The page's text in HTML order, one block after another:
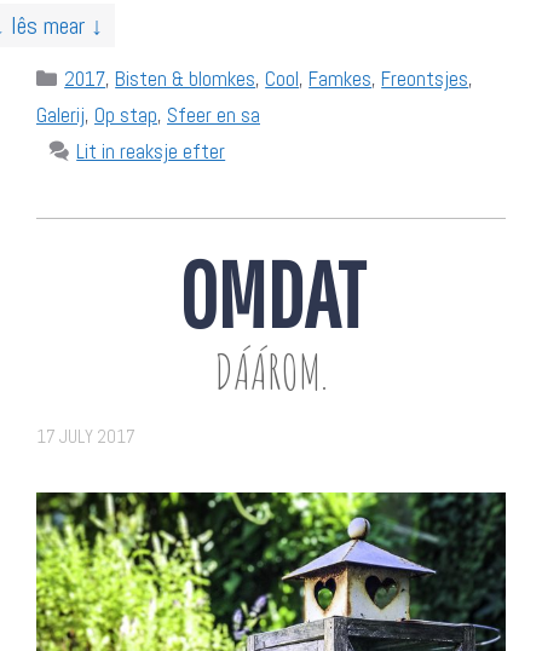
lês mear ↓
Categories
2017, Bisten & blomkes, Cool, Famkes, Freontsjes,
Galerij, Op stap, Sfeer en sa
Lit in reaksje efter
OMDAT
DÁÁROM.
17 JULY 2017